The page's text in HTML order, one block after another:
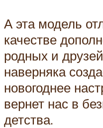
А эта модель
качестве
родных и
наверняка
новогоднее
вернет нас в
детства.